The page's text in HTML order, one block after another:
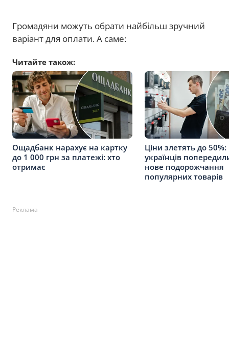
Громадяни можуть обрати найбільш зручний
варіант для оплати. А саме:
Читайте також:
Ощадбанк нарахує на картку
до 1 000 грн за платежі: хто
отримає
Ціни злетять до 50%:
українців
нове подорожчання
популярних товарів
Реклама